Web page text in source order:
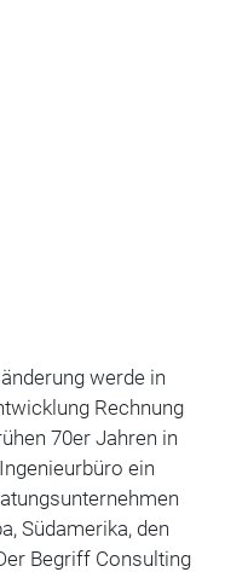
werde in
Rechnung
70er Jahren in
ein
Südamerika, den
Begriff Consulting